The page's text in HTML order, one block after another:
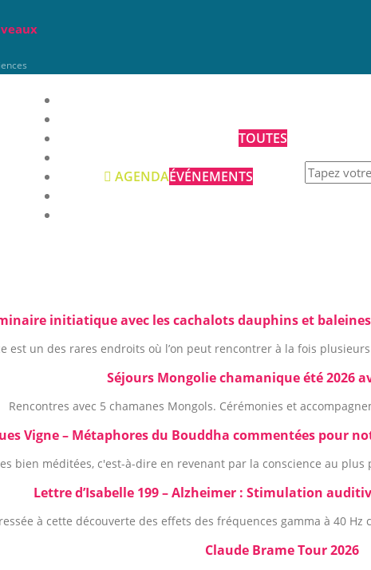
TOUTES
AGENDAÉVÉNEMENTS
initiatique avec les cachalots dauphins et baleines
est un des rares endroits où l’on peut rencontrer à la fois
Séjours Mongolie chamanique été 2026
Rencontres avec 5 chamanes Mongols. Cérémonies et
Vigne – Métaphores du Bouddha commentées pour
bien méditées, c'est-à-dire en revenant par la conscience au
Lettre d’Isabelle 199 – Alzheimer : Stimulation
à cette découverte des effets des fréquences gamma à 40
Claude Brame Tour 2026